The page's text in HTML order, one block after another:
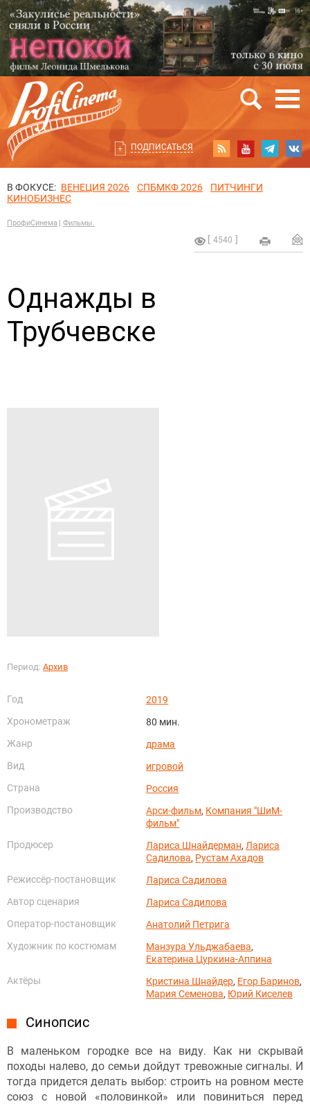
ПОДПИСАТЬСЯ
В ФОКУСЕ: ВЕНЕЦИЯ 2026 СПБМКФ 2026
ПИТЧИНГИ
КИНОБИЗНЕС
ПрофиСинема Фильмы.
4540
Однажды в
Трубчевске
Период: Архив
Год
2019
Хронометраж
80 мин.
Жанр
драма
Вид
игровой
Страна
Россия
Производство
Арси-фильм, Компания "ШиМ-
фильм"
Продюсер
Лариса Шнайдерман, Лариса
Садилова, Рустам Ахадов
Режиссёр-постановщик
Лариса Садилова
Автор сценария
Лариса Садилова
Оператор-постановщик
Анатолий Петрига
Художник по костюмам
Манзура Ульджабаева,
Екатерина Цуркина-Аппина
Актёры
Кристина Шнайдер, Егор Баринов,
Мария Семенова, Юрий Киселев
Синопсис
В маленьком городке все на виду. Как ни скрывай
походы налево, до семьи дойдут тревожные сигналы. И
тогда придется делать выбор: строить на ровном месте
союз с новой «половинкой» или повиниться перед